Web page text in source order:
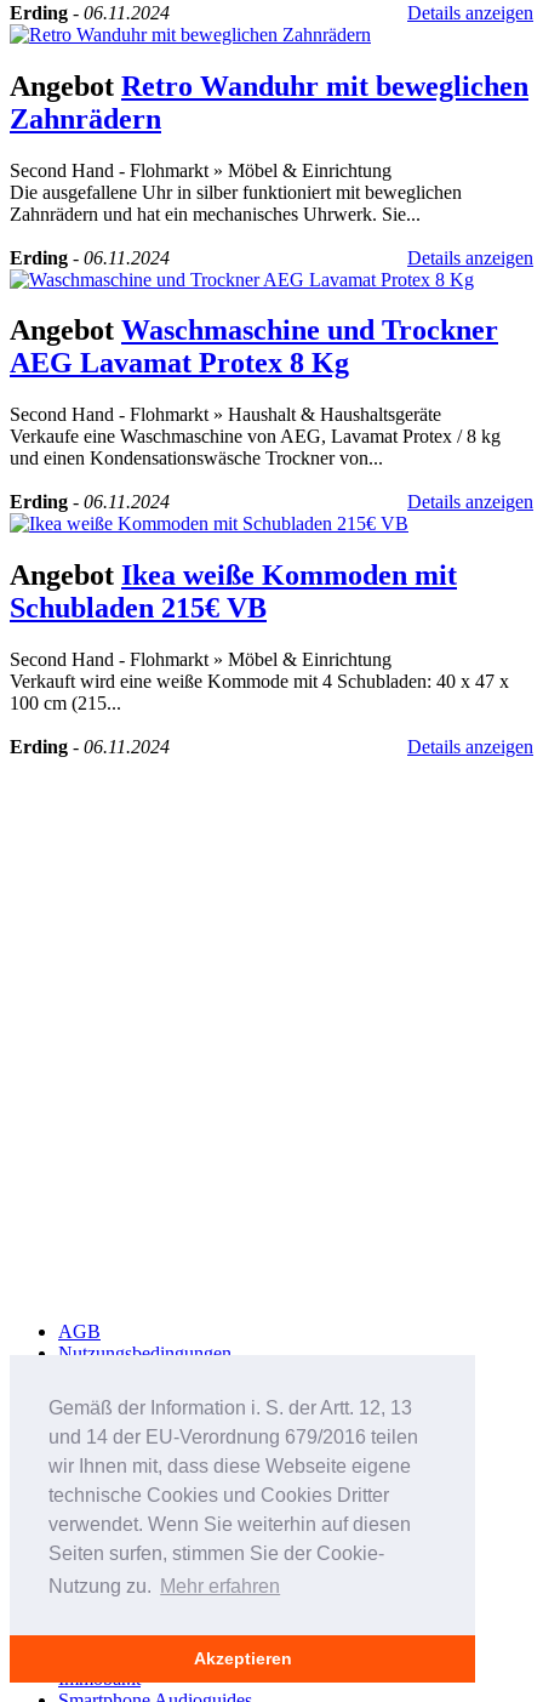
Gemäß der Information i. S. der Artt. 12, 13
und 14 der EU-Verordnung 679/2016 teilen
wir Ihnen mit, dass diese Webseite eigene
technische Cookies und Cookies Dritter
verwendet. Wenn Sie weiterhin auf diesen
Seiten surfen, stimmen Sie der Cookie-
Nutzung zu. Mehr erfahren
Akzeptieren
Erding - 06.11.2024 Details anzeigen
Angebot Retro Wanduhr mit beweglichen
Zahnrädern
Second Hand - Flohmarkt » Möbel & Einrichtung
Die ausgefallene Uhr in silber funktioniert mit beweglichen
Zahnrädern und hat ein mechanisches Uhrwerk. Sie...
Erding - 06.11.2024 Details anzeigen
Angebot Waschmaschine und Trockner
AEG Lavamat Protex 8 Kg
Second Hand - Flohmarkt » Haushalt & Haushaltsgeräte
Verkaufe eine Waschmaschine von AEG, Lavamat Protex / 8 kg
und einen Kondensationswäsche Trockner von...
Erding - 06.11.2024 Details anzeigen
Angebot Ikea weiße Kommoden mit
Schubladen 215€ VB
Second Hand - Flohmarkt » Möbel & Einrichtung
Verkauft wird eine weiße Kommode mit 4 Schubladen: 40 x 47 x
100 cm (215...
Erding - 06.11.2024 Details anzeigen
AGB
Nutzungsbedingungen
Häufig gestellte Fragen
Sicherheitshinweise
Werbung schalten
Impressum
Studenteninserate.at
Kleinanzeigen-Suedtirol.com
RC-Flohmarkt.com
MeinInserat.at
MeinInserat.com
AnnunciPratici.it
Immobar.it